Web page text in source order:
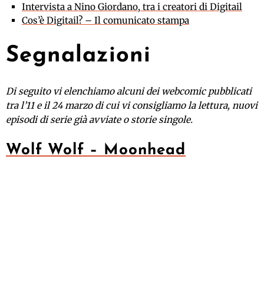
Intervista a Nino Giordano, tra i creatori di Digitail
Cos’è Digitail? – Il comunicato stampa
Segnalazioni
Di seguito vi elenchiamo alcuni dei webcomic pubblicati
tra l’11 e il 24 marzo di cui vi consigliamo la lettura, nuovi
episodi di serie già avviate o storie singole.
Wolf Wolf – Moonhead